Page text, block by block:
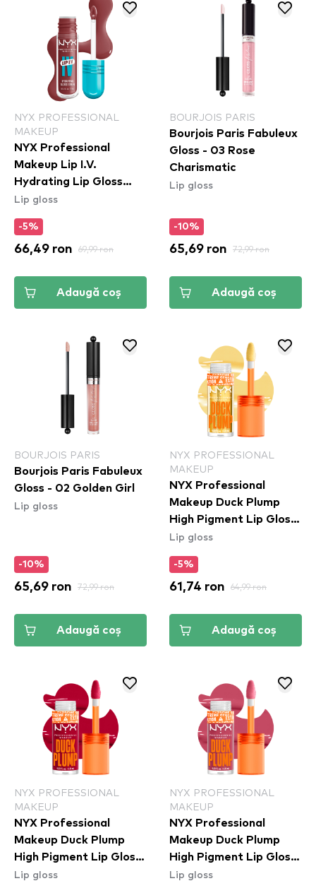
NYX PROFESSIONAL
MAKEUP
NYX Professional
Makeup Lip I.V.
Hydrating Lip Gloss
Stain - 02 Hydra Honey
Lip gloss
-5%
66,49 ron 69,99 ron
Adaugă coș
BOURJOIS PARIS
Bourjois Paris Fabuleux
Gloss - 03 Rose
Charismatic
Lip gloss
-10%
65,69 ron 72,99 ron
Adaugă coș
BOURJOIS PARIS
Bourjois Paris Fabuleux
Gloss - 02 Golden Girl
Lip gloss
-10%
65,69 ron 72,99 ron
Adaugă coș
NYX PROFESSIONAL
MAKEUP
NYX Professional
Makeup Duck Plump
High Pigment Lip Gloss
- Clearly Spicy
Lip gloss
-5%
61,74 ron 64,99 ron
Adaugă coș
NYX PROFESSIONAL
MAKEUP
NYX Professional
Makeup Duck Plump
High Pigment Lip Gloss
- Hall Of Flame
Lip gloss
NYX PROFESSIONAL
MAKEUP
NYX Professional
Makeup Duck Plump
High Pigment Lip Gloss
- Strike A Rose
Lip gloss